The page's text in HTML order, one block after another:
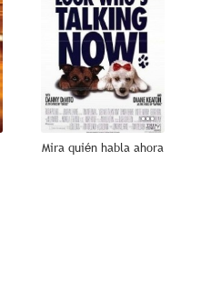
Mira quién habla ahora